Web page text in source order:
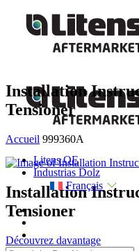
Litens OE
Industrias Dolz
Français
Installation
Tensioner
Accueil 999360A
Installation
Tensioner
Découvrez davantage